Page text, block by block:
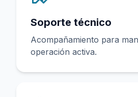
Soporte técnico
Acompañamiento para
operación activa.